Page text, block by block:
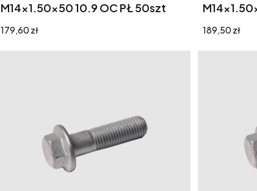
M14x1.50x50 10.9 OC PŁ 50szt
Cena
179,60 zł Cena
189,50 zł